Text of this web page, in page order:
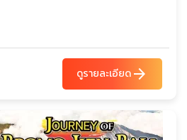
ดูรายละเอียดarrow_forward